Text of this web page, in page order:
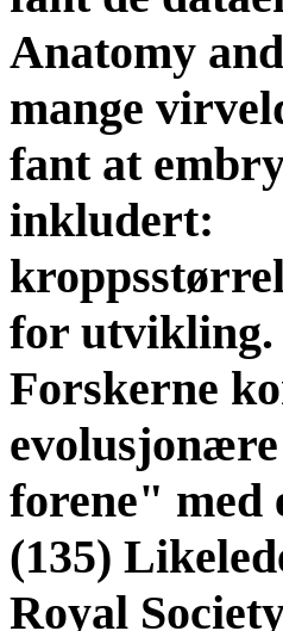
Anatomy
mange
fant at
inkludert:
for utvikling.
Forskerne
forene" med
(135)
Royal